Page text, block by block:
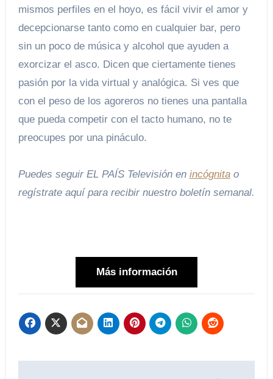
mismos perfiles en el hoyo, es fácil vivir el amor y
decepcionarse tanto como en cualquier bar, pero
sin un poco de música y alcohol que ayuden a
exorcizar el asco. Dicen que ciertamente tienes
pasión por la vida virtual y analógica. Si ves que
con el peso de los agoreros no tienes una pantalla
que pueda competir con el tacto humano, no te
preocupes por una pináculo.
Puedes seguir EL PAÍS Televisión en incógnitao
regístrate aquí para recibir nuestro boletín semanal.
Más información